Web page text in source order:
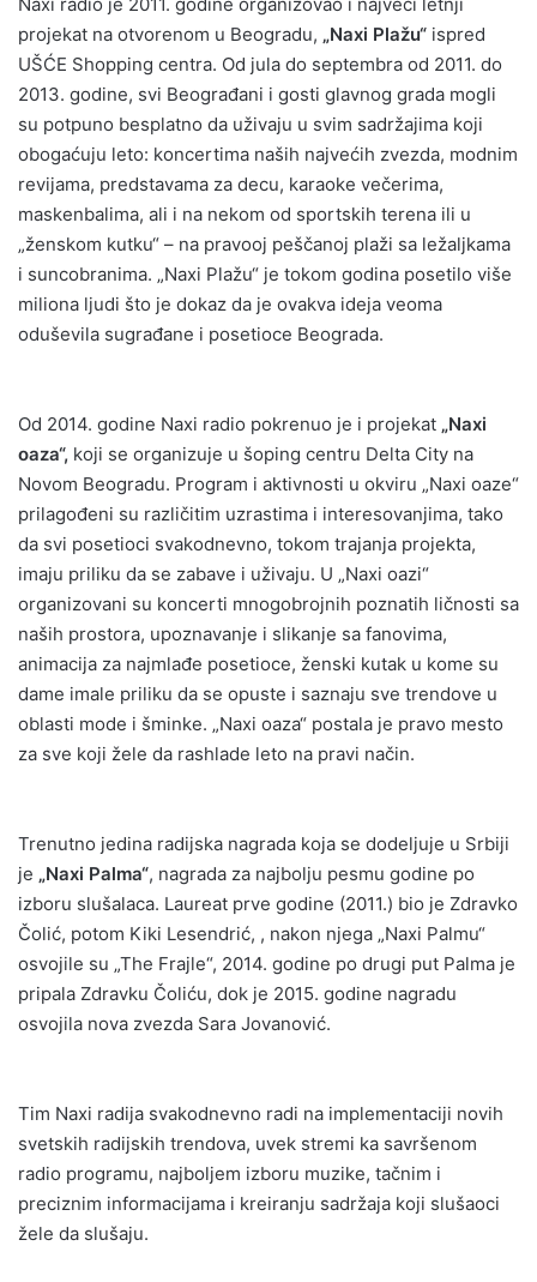
Naxi radio je 2011. godine organizovao i najveći letnji
projekat na otvorenom u Beogradu, „Naxi Plažu“ ispred
UŠĆE Shopping centra. Od jula do septembra od 2011. do
2013. godine, svi Beograđani i gosti glavnog grada mogli
su potpuno besplatno da uživaju u svim sadržajima koji
obogaćuju leto: koncertima naših najvećih zvezda, modnim
revijama, predstavama za decu, karaoke večerima,
maskenbalima, ali i na nekom od sportskih terena ili u
„ženskom kutku“ – na pravooj peščanoj plaži sa ležaljkama
i suncobranima. „Naxi Plažu“ je tokom godina posetilo više
miliona ljudi što je dokaz da je ovakva ideja veoma
oduševila sugrađane i posetioce Beograda.
Od 2014. godine Naxi radio pokrenuo je i projekat „Naxi
oaza“, koji se organizuje u šoping centru Delta City na
Novom Beogradu. Program i aktivnosti u okviru „Naxi oaze“
prilagođeni su različitim uzrastima i interesovanjima, tako
da svi posetioci svakodnevno, tokom trajanja projekta,
imaju priliku da se zabave i uživaju. U „Naxi oazi“
organizovani su koncerti mnogobrojnih poznatih ličnosti sa
naših prostora, upoznavanje i slikanje sa fanovima,
animacija za najmlađe posetioce, ženski kutak u kome su
dame imale priliku da se opuste i saznaju sve trendove u
oblasti mode i šminke. „Naxi oaza“ postala je pravo mesto
za sve koji žele da rashlade leto na pravi način.
Trenutno jedina radijska nagrada koja se dodeljuje u Srbiji
je „Naxi Palma“, nagrada za najbolju pesmu godine po
izboru slušalaca. Laureat prve godine (2011.) bio je Zdravko
Čolić, potom Kiki Lesendrić, , nakon njega „Naxi Palmu“
osvojile su „The Frajle“, 2014. godine po drugi put Palma je
pripala Zdravku Čoliću, dok je 2015. godine nagradu
osvojila nova zvezda Sara Jovanović.
Tim Naxi radija svakodnevno radi na implementaciji novih
svetskih radijskih trendova, uvek stremi ka savršenom
radio programu, najboljem izboru muzike, tačnim i
preciznim informacijama i kreiranju sadržaja koji slušaoci
žele da slušaju.